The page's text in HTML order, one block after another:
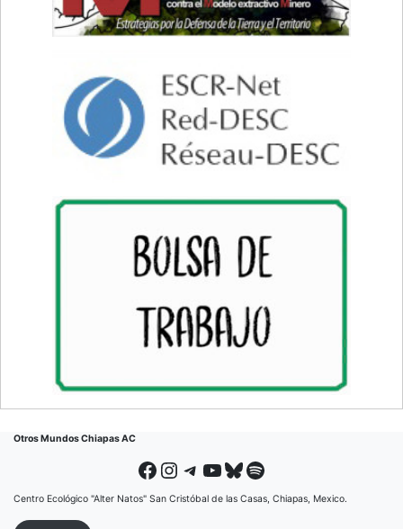
Otros Mundos Chiapas AC
Facebook Instagram Telegram YouTube Bluesky Spotify
Centro Ecológico "Alter Natos" San Cristóbal de las Casas, Chiapas, Mexico.